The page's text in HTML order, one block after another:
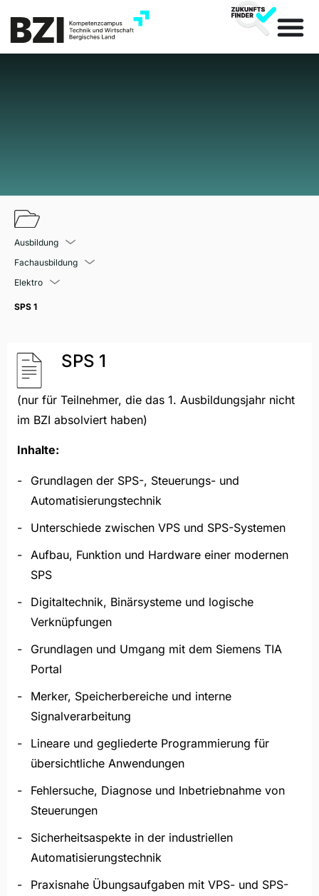
Ausbildung
Fachausbildung
Elektro
SPS 1
SPS 1
(nur für Teilnehmer, die das 1. Ausbildungsjahr nicht
im BZI absolviert haben)
Inhalte:
Grundlagen der SPS-, Steuerungs- und
Automatisierungstechnik
Unterschiede zwischen VPS und SPS-Systemen
Aufbau, Funktion und Hardware einer modernen
SPS
Digitaltechnik, Binärsysteme und logische
Verknüpfungen
Grundlagen und Umgang mit dem Siemens TIA
Portal
Merker, Speicherbereiche und interne
Signalverarbeitung
Lineare und gegliederte Programmierung für
übersichtliche Anwendungen
Fehlersuche, Diagnose und Inbetriebnahme von
Steuerungen
Sicherheitsaspekte in der industriellen
Automatisierungstechnik
Praxisnahe Übungsaufgaben mit VPS- und SPS-